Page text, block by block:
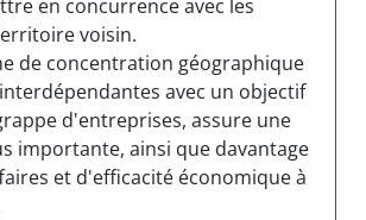
en concurrence avec les
voisin.
de concentration géographique
avec un objectif
d'entreprises, assure une
importante, ainsi que davantage
et d'efficacité économique à